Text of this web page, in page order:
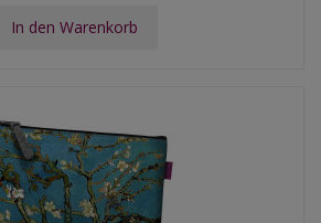
In den Warenkorb